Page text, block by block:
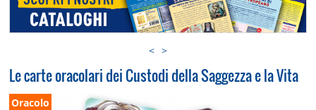
< >
Le carte oracolari dei Custodi della Saggezza e la Vita
Oracolo